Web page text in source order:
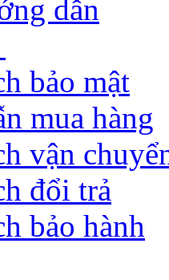
dẫn
bảo mật
mua hàng
vận
đổi trả
bảo hành